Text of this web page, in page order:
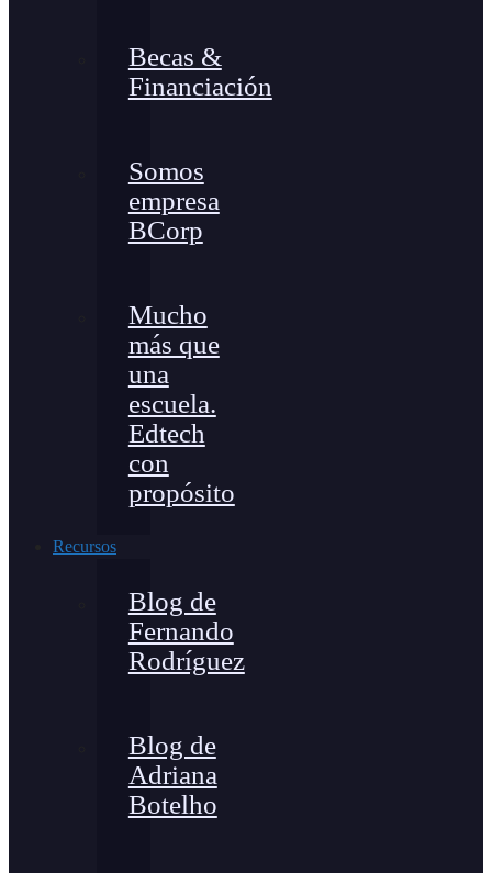
Becas &
Financiación
Somos
empresa
BCorp
Mucho
más que
una
escuela.
Edtech
con
propósito
Recursos
Blog de
Fernando
Rodríguez
Blog de
Adriana
Botelho